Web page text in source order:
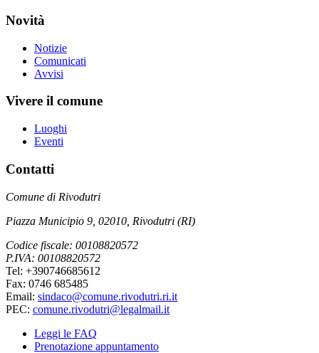
Novità
Notizie
Comunicati
Avvisi
Vivere il comune
Luoghi
Eventi
Contatti
Comune di Rivodutri
Piazza Municipio 9, 02010, Rivodutri (RI)
Codice fiscale: 00108820572
P.IVA: 00108820572
Tel: +390746685612
Fax: 0746 685485
Email: sindaco@comune.rivodutri.ri.it
PEC: comune.rivodutri@legalmail.it
Leggi le FAQ
Prenotazione appuntamento